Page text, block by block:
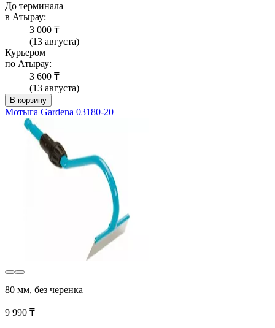
До терминала
в Атырау:
3 000 ₸
(13 августа)
Курьером
по Атырау:
3 600 ₸
(13 августа)
В корзину
Мотыга Gardena 03180-20
80 мм, без черенка
9 990 ₸